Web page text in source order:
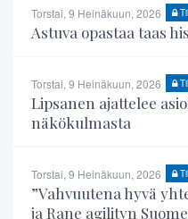
Torstai, 9 Heinäkuun, 2026
Astuva opastaa taas
Torstai, 9 Heinäkuun, 2026
Lipsanen ajattelee
näkökulmasta
Torstai, 9 Heinäkuun, 2026
”Vahvuutena hyvä
ja Rane agilityn